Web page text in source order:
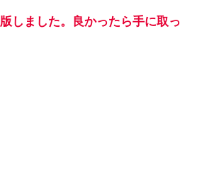
しました。良かったら手に取っ